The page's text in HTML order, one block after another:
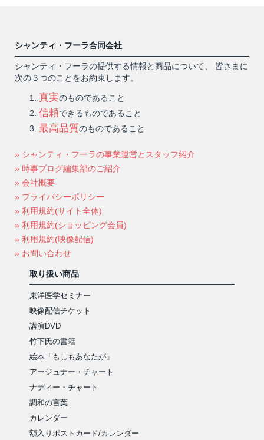
シャンティ・フーラ合同会社
シャンティ・フーラの提供する情報と商品について、 皆さまに
次の３つのことをお約束します。
真実のものであること
信頼できるものであること
最高品質のものであること
» シャンティ・フーラの事業運営とスタッフ紹介
» 時事ブログ編集部のご紹介
» 会社概要
» プライバシーポリシー
» 利用規約(サイト全体)
» 利用規約(ショッピング会員)
» 利用規約(映像配信)
» お問い合わせ
取り扱い商品
東洋医学セミナー
映像配信チケット
講演DVD
竹下氏の書籍
絵本「もしもあなたが」
アージュナー・チャート
ナディー・チャート
調和の言葉
カレンダー
額入りポストカード/カレンダー